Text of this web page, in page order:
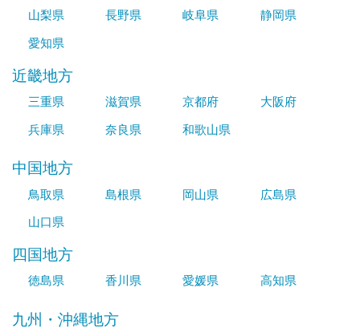
山梨県 長野県 岐阜県
静岡県
愛知県
近畿地方
三重県 滋賀県 京都府
大阪府
兵庫県
奈良県 和歌山県
中国地方
鳥取県 島根県 岡山県
広島県
山口県
四国地方
徳島県 香川県 愛媛県 高知県
九州・沖縄地方